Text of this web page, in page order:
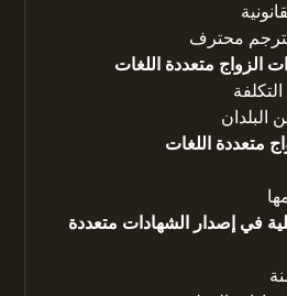
مترجم محترف
الزواج متعددة اللغات
البلدان
متعددة اللغات
في إصدار الشهادات متعددة